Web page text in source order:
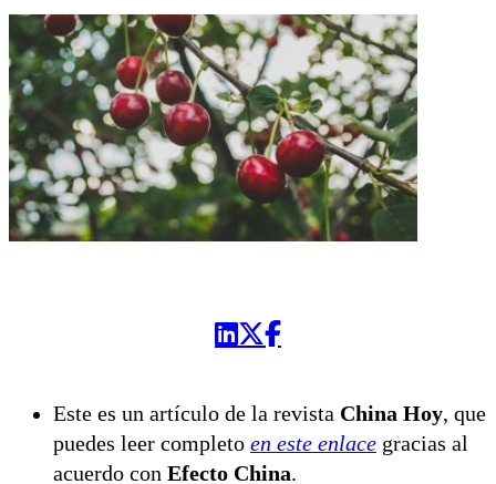
Este es un artículo de la revista China Hoy, que
puedes leer completo en este enlace gracias al
acuerdo con Efecto China.